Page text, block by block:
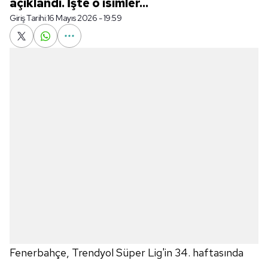
Giriş Tarihi:16 Mayıs 2026 - 19:59
Fenerbahçe, Trendyol Süper Lig'in 34. haftasında